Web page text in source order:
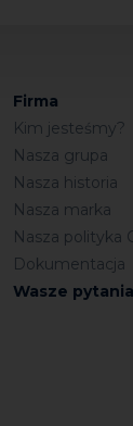
Firma
Kim jesteśmy?
Nasza grupa
Nasza historia
Nasza marka
Nasza polityka
Dokumentacja
Wasze pytania